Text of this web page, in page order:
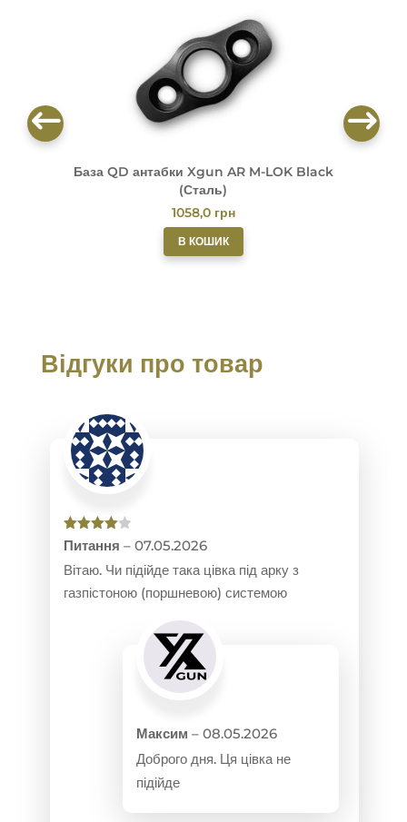
База QD антабки Xgun AR M-LOK Black
(Сталь)
1058,0 грн
В КОШИК
Відгуки про товар
Оцінено
в4з 5
Питання – 07.05.2026
Вітаю. Чи підійде така цівка під арку з
газпістоною (поршневою) системою
Максим – 08.05.2026
Доброго дня. Ця цівка не
підійде